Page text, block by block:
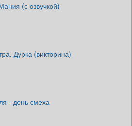
(с озвучкой)
Дурка (викторина)
- день смеха